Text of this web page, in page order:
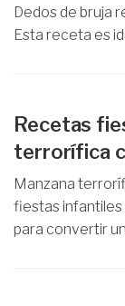
Dedos de bruja
Esta receta es
Recetas
terrorífica
Manzana
fiestas infantiles
para convertir